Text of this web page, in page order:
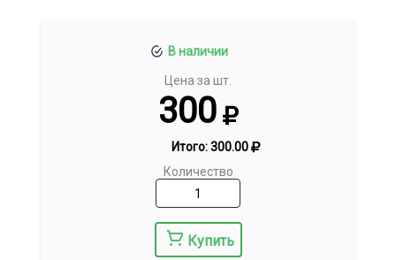
В наличии
Цена за шт.
300
Итого:300.00
Количество
Купить